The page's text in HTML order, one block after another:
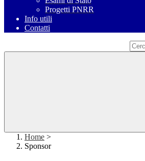
Progetti PNRR
Info utili
Contatti
Home >
Sponsor